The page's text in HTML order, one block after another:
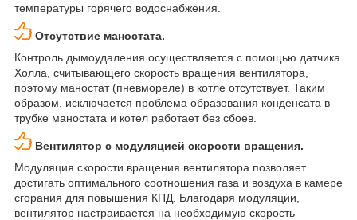
температуры горячего водоснабжения.
Отсутствие маностата.
Контроль дымоудаления осуществляется с помощью датчика
Холла, считывающего скорость вращения вентилятора,
поэтому маностат (пневмореле) в котле отсутствует. Таким
образом, исключается проблема образования конденсата в
трубке маностата и котел работает без сбоев.
Вентилятор с модуляцией скорости вращения.
Модуляция скорости вращения вентилятора позволяет
достигать оптимального соотношения газа и воздуха в камере
сгорания для повышения КПД. Благодаря модуляции,
вентилятор настраивается на необходимую скорость